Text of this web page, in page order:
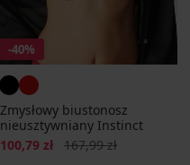
-40%
Zmysłowy biustonosz
nieusztywniany Instinct
Zniżka
100,79 zł Pierwotna cena
167,99 zł